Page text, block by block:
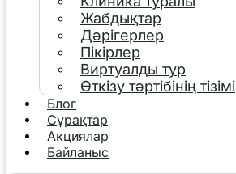
Жабдықтар
Дәрігерлер
Пікірлер
Виртуалды тур
Өткізу тәртібінің тізімі
Блог
Сұрақтар
Акциялар
Байланыс